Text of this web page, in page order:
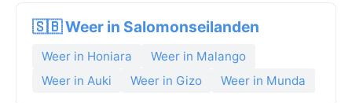
🇸🇧 Weer in Salomonseilanden
Weer in Honiara
Weer in Malango
Weer in Auki
Weer in Gizo Weer in Munda